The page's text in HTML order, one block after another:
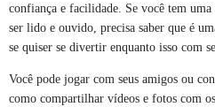
confiança e facilidade. Se você tem
ser lido e ouvido, precisa saber que é
se quiser se divertir enquanto isso com
Você pode jogar com seus amigos ou
como compartilhar vídeos e fotos com